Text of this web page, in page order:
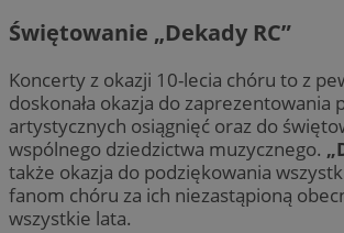
Świętowanie „Dekady RC”
Koncerty z okazji 10-lecia chóru to z
doskonała okazja do zaprezentowania
artystycznych osiągnięć oraz do
wspólnego dziedzictwa muzycznego.
także okazja do podziękowania
fanom chóru za ich niezastąpioną
wszystkie lata.